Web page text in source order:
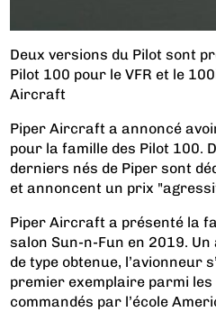
Deux versions du Pilot sont
Pilot 100 pour le VFR et le
Aircraft
Piper Aircraft a annoncé
pour la famille des Pilot 100.
derniers nés de Piper sont
et annoncent un prix
Piper Aircraft a présenté la
salon Sun-n-Fun en 2019.
de type obtenue, l’avionneur
premier exemplaire parmi
commandés par l’école